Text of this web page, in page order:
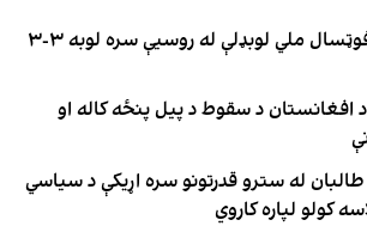
د افغانستان فوټسال ملي لوبډلې له روسیې سره لوبه ۳-۳
۱۵مه؛ د افغانستان د سقوط د پیل پنځه کاله او
له سترو قدرتونو سره اړیکې د سیاسي
کولو لپاره کاروي